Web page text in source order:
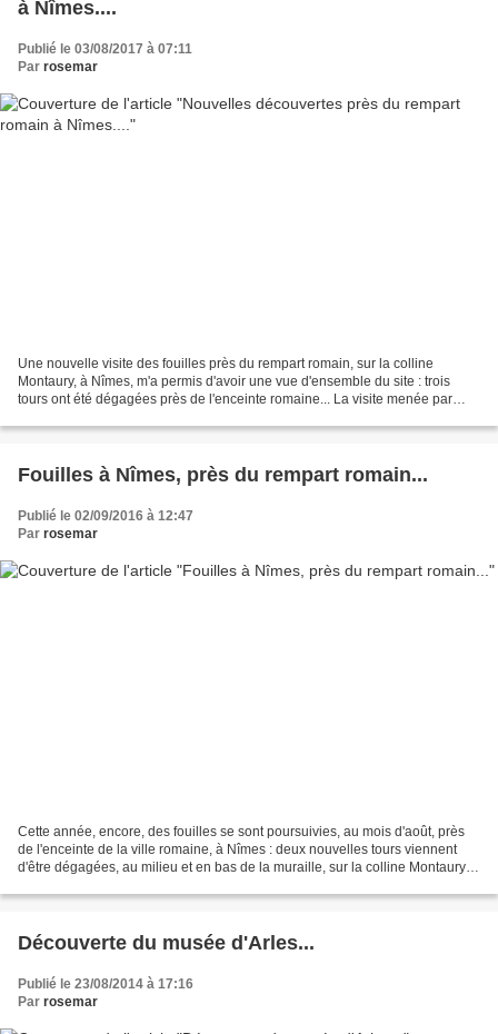
à Nîmes....
Publié le 03/08/2017 à 07:11
Par rosemar
Une nouvelle visite des fouilles près du rempart romain, sur la colline
Montaury, à Nîmes, m'a permis d'avoir une vue d'ensemble du site : trois
tours ont été dégagées près de l'enceinte romaine... La visite menée par
Fouilles à Nîmes, près du rempart romain...
Publié le 02/09/2016 à 12:47
Par rosemar
Cette année, encore, des fouilles se sont poursuivies, au mois d'août, près
de l'enceinte de la ville romaine, à Nîmes : deux nouvelles tours viennent
d'être dégagées, au milieu et en bas de la muraille, sur la colline Montaury.
Découverte du musée d'Arles...
Publié le 23/08/2014 à 17:16
Par rosemar